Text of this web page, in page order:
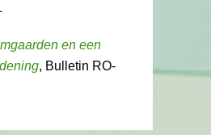
en een
, Bulletin RO-